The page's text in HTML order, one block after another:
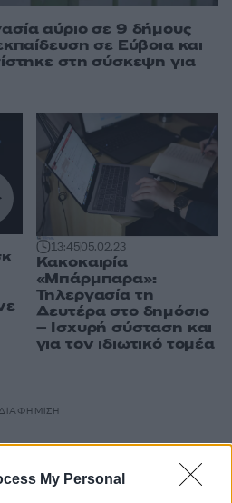
My Personal
αύριο σε 9 δήμους
σε Εύβοια και
στη σύσκεψη για
13:4505.02.23
Κακοκαιρία
«Μπάρμπαρα»:
Τηλεργασία τη
Δευτέρα στο δημόσιο
– Ισχυρή σύσταση και
για τον ιδιωτικό τομέα